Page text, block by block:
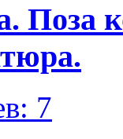
Поза
7